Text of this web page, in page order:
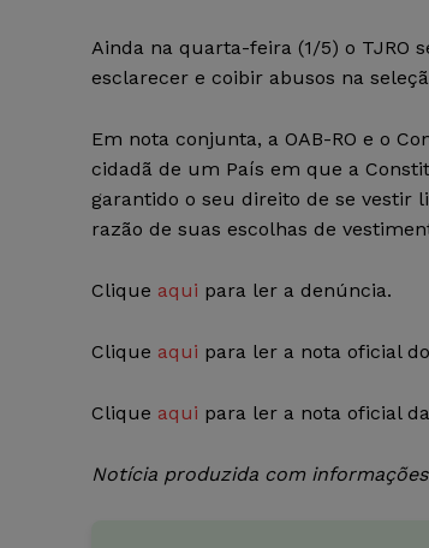
Ainda na quarta-feira (1/5) o TJRO
esclarecer e coibir abusos na
Em nota conjunta, a OAB-RO e o
cidadã de um País em que a
garantido o seu direito de se vestir
razão de suas escolhas de
Clique aqui para ler a denúncia.
Clique aqui para ler a nota oficial do
Clique aqui para ler a nota oficial da
Notícia produzida com